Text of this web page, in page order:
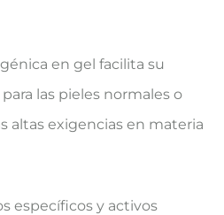
en gel facilita su
las pieles normales o
altas exigencias en materia
específicos y activos